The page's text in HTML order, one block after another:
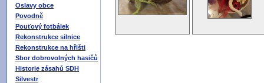
Oslavy obce
Povodně
Pouťový fotbálek
Rekonstrukce silnice
Rekonstrukce na hřišti
Sbor dobrovolných hasičů
Historie zásahů SDH
Silvestr